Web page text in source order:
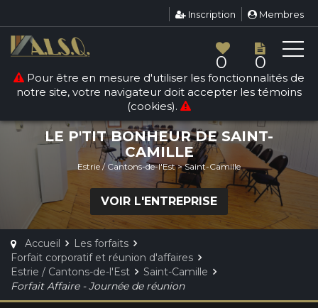
Inscription Membres
0 0
Pour être en mesure d'utiliser les fonctionnalités de
notre site, votre navigateur doit accepter les témoins
(cookies).
FORFAIT CORPORATIF ET
RÉUNION D'AFFAIRES
LE P'TIT BONHEUR DE SAINT-
CAMILLE
Estrie / Cantons-de-l'Est > Saint-Camille
VOIR L'ENTREPRISE
Accueil
Les forfaits
Forfait corporatif et réunion d'affaires
Estrie / Cantons-de-l'Est
Saint-Camille
Forfait Affaire - Journée de réunion